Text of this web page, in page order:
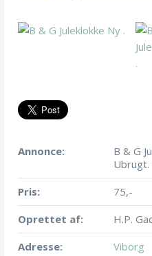
Annonce:
B & G
Ubrugt.
Pris:
75,-
Oprettet af:
H.P.
Adresse:
Viborg